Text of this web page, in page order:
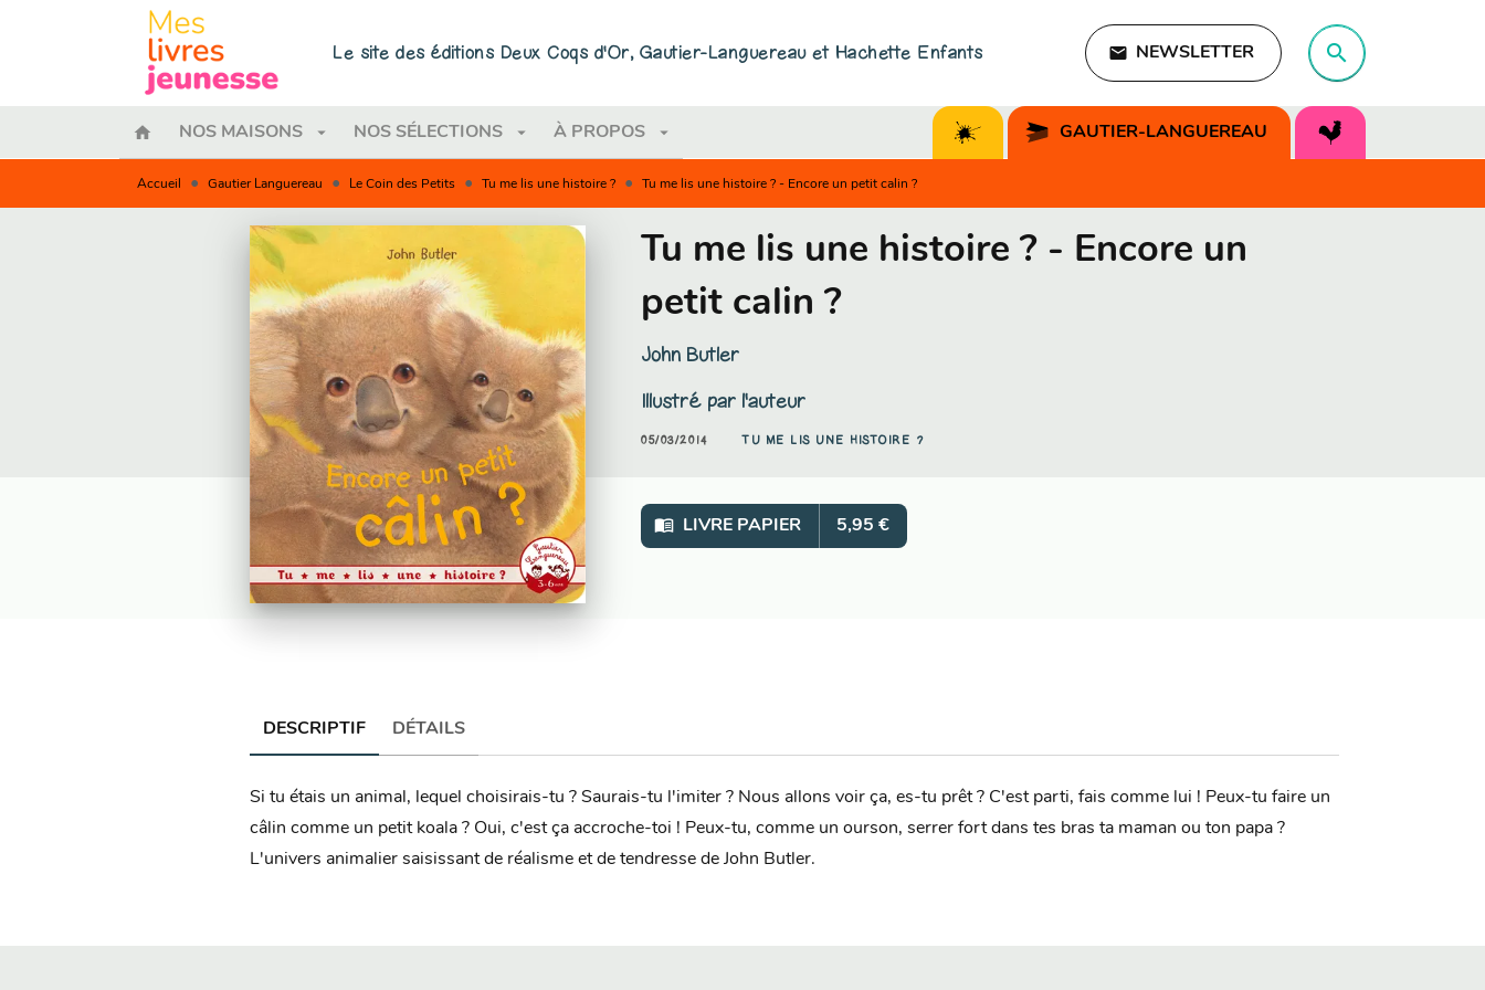
MENU
Le site des éditions Deux Coqs d'Or, Gautier-Languereau et Hachette Enfants email NEWSLETTER search
home NOS MAISONS arrow_drop_down NOS SÉLECTIONS arrow_drop_down À PROPOS arrow_drop_down GAUTIER-LANGUEREAU
search
Accueil • Gautier Languereau • Le Coin des Petits • Tu me lis une histoire ? • Tu me lis une histoire ? - Encore un petit calin ?
Tu me lis une histoire ? - Encore un
petit calin ?
John Butler
Illustré par l'auteur
05/03/2014 TU ME LIS UNE HISTOIRE ?
menu_book LIVRE PAPIER 5,95 €
DESCRIPTIF DÉTAILS
Si tu étais un animal, lequel choisirais-tu ? Saurais-tu l'imiter ? Nous allons voir ça, es-tu prêt ? C'est parti, fais comme lui ! Peux-tu faire un
câlin comme un petit koala ? Oui, c'est ça accroche-toi ! Peux-tu, comme un ourson, serrer fort dans tes bras ta maman ou ton papa ?
L'univers animalier saisissant de réalisme et de tendresse de John Butler.